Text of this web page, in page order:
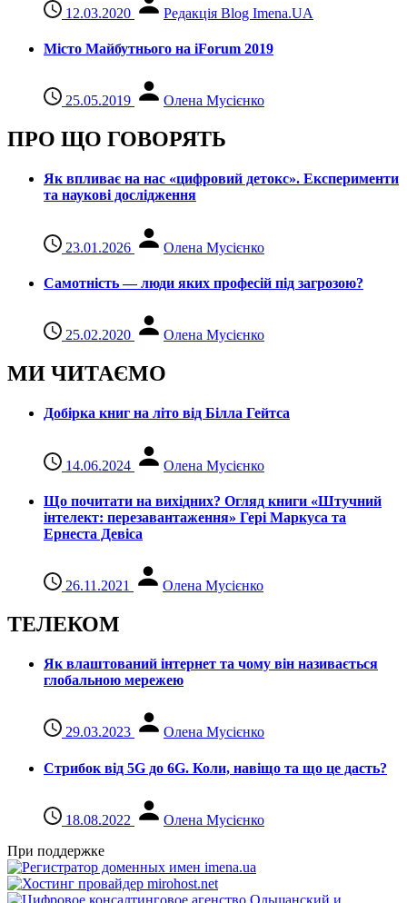
12.03.2020 Редакція Blog Imena.UA
Місто Майбутнього на iForum 2019
25.05.2019 Олена Мусієнко
ПРО ЩО ГОВОРЯТЬ
Як впливає на нас «цифровий детокс». Експерименти
та наукові дослідження
23.01.2026 Олена Мусієнко
Самотність — люди яких професій під загрозою?
25.02.2020 Олена Мусієнко
МИ ЧИТАЄМО
Добірка книг на літо від Білла Гейтса
14.06.2024 Олена Мусієнко
Що почитати на вихідних? Огляд книги «Штучний
інтелект: перезавантаження» Гері Маркуса та
Ернеста Девіса
26.11.2021 Олена Мусієнко
ТЕЛЕКОМ
Як влаштований інтернет та чому він називається
глобальною мережею
29.03.2023 Олена Мусієнко
Стрибок від 5G до 6G. Коли, навіщо та що це даcть?
18.08.2022
Олена Мусієнко
При поддержке